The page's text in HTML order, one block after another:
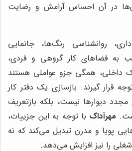
در آن احساس آرامش و رضایت
روانشناسی رنگ‌ها، جانمایی
به فضاهای کار گروهی و فردی،
داخلی، همگی جزو عواملی هستند
قرار گیرند. بازسازی یک دفتر کار
دیوارها نیست، بلکه بازتعریف
مهرآداک با توجه به این جزییات،
پویا و مدرن تبدیل می‌کند که نه
را نیز افزایش می‌دهد.